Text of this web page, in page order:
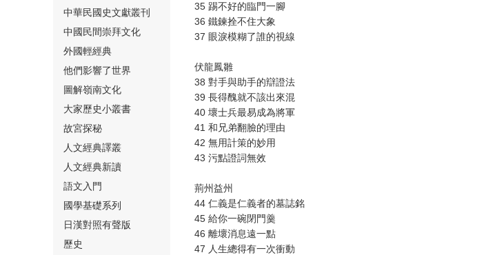
⑯
⑰
⑱
中華民國史文獻叢刊
中國民間崇拜文化
外國輕經典
他們影響了世界
圖解嶺南文化
大家歷史小叢書
故宮探秘
人文經典譯叢
人文經典新讀
語文入門
國學基礎系列
日漢對照有聲版
歷史
35 踢不好的臨門一腳
36 鐵鍊拴不住大象
37 眼淚模糊了誰的視線
伏龍鳳雛
38 對手與助手的辯證法
39 長得醜就不該出來混
40 壞士兵最易成為將軍
41 和兄弟翻臉的理由
42 無用計策的妙用
43 污點證詞無效
荊州益州
44 仁義是仁義者的墓誌銘
45 給你一碗閉門羹
46 離壞消息遠一點
47 人生總得有一次衝動